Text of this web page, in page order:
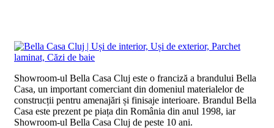
Showroom-ul Bella Casa Cluj este o franciză a brandului Bella
Casa, un important comerciant din domeniul materialelor de
construcții pentru amenajări și finisaje interioare. Brandul Bella
Casa este prezent pe piața din România din anul 1998, iar
Showroom-ul Bella Casa Cluj de peste 10 ani.